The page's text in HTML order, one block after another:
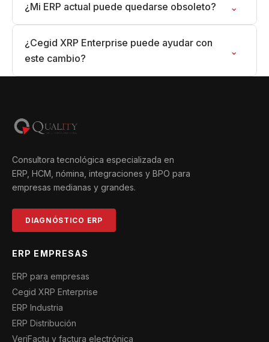
¿Mi ERP actual puede quedarse obsoleto? ⌄
¿Cegid XRP Enterprise puede ayudar con
este cambio?
⌄
Consultora tecnológica especializada en
ERP, HCM, nómina, integraciones y BPO para
empresas medianas y grandes.
DIAGNÓSTICO ERP
ERP EMPRESAS
ERP para empresas
Cegid XRP Enterprise
ERP Industria
ERP Distribución
VeriFactu y factura electrónica